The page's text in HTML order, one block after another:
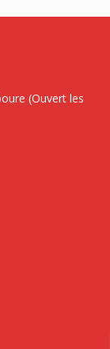
(Ouvert les